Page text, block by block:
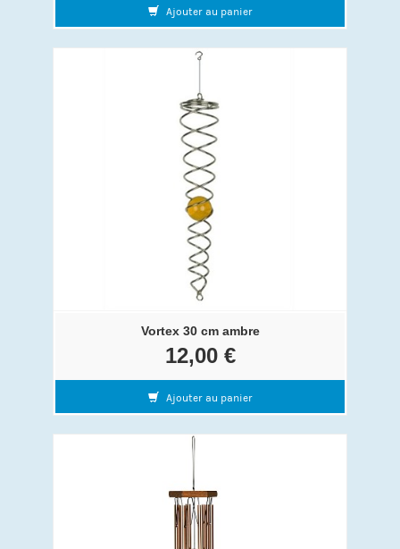
Ajouter au panier
Vortex 30 cm ambre
12,00 €
Ajouter au panier